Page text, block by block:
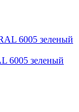
6005 зеленый